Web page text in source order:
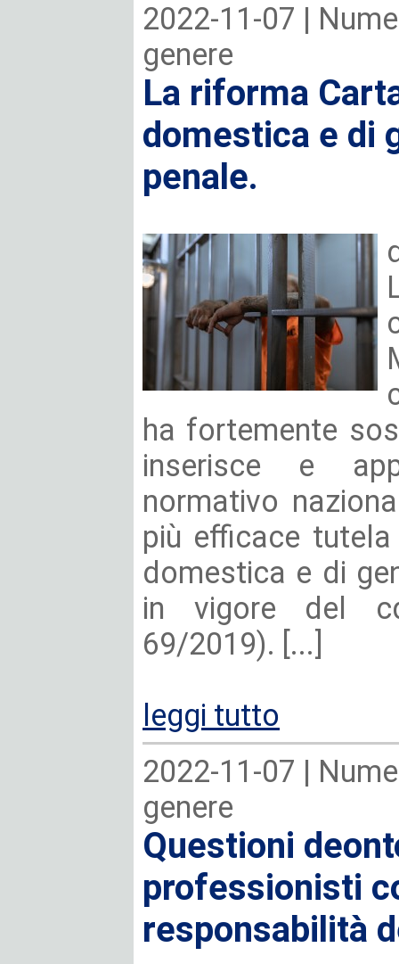
2022-11-07 |
genere
La riforma
domestica e di
penale.
ha fortemente
inserisce e
normativo
più efficace
domestica e di
in vigore del
69/2019). [...]
leggi tutto
2022-11-07 |
genere
Questioni
professionisti
responsabilità